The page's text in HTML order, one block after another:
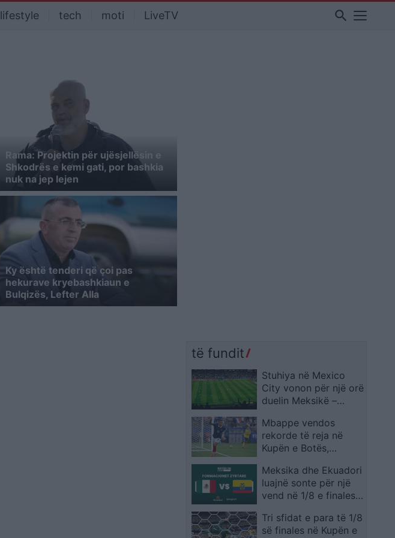
lifestyle tech moti LiveTV search
Rama: Projektin për ujësjellësin e
Shkodrës e kemi gati, por bashkia
nuk na jep lejen
Ky është tenderi që çoi pas
hekurave kryebashkiaun e
Bulqizës, Lefter Alla
të fundit
Stuhiya në Mexico
City vonon për një orë
duelin Meksikë –
Mbappe vendos
rekorde të reja në
Kupën e Botës,
emra legjendarë
Meksika dhe Ekuadori
luajnë sonte për një
vend në 1/8 e finales,
formacionet zyrtare
Tri sfidat e para të 1/8
së finales në Kupën e